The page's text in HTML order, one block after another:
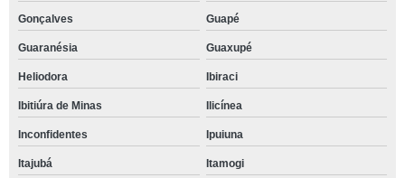
Gonçalves Guapé
Guaranésia Guaxupé
Heliodora Ibiraci
Ibitiúra de Minas Ilicínea
Inconfidentes Ipuiuna
Itajubá Itamogi